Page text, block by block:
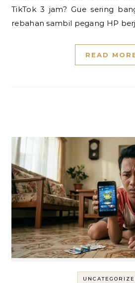
TikTok 3 jam? Gue sering
rebahan sambil pegang HP
READ